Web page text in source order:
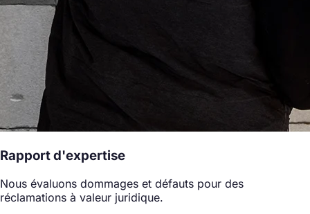
Rapport d'expertise
Nous évaluons dommages et défauts pour des
réclamations à valeur juridique.